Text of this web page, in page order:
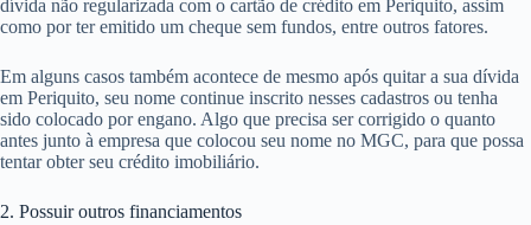
dívida não regularizada com o cartão de crédito em Periquito, assim
como por ter emitido um cheque sem fundos, entre outros fatores.
Em alguns casos também acontece de mesmo após quitar a sua dívida
em Periquito, seu nome continue inscrito nesses cadastros ou tenha
sido colocado por engano. Algo que precisa ser corrigido o quanto
antes junto à empresa que colocou seu nome no MGC, para que possa
tentar obter seu crédito imobiliário.
2. Possuir outros financiamentos